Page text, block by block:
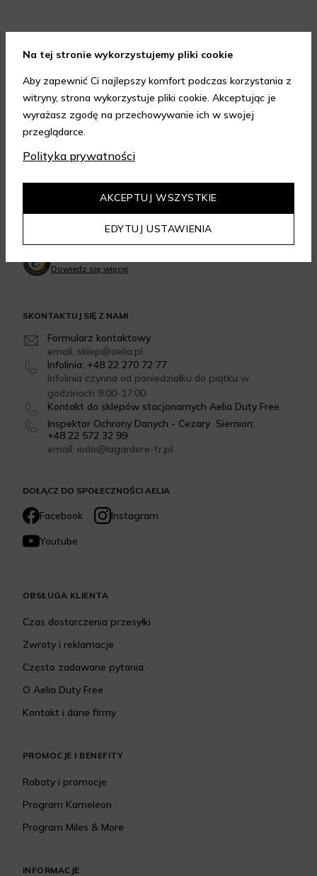
DOŁĄCZ DO SPOŁECZNOŚCI AELIA
Facebook
Instagram
Youtube
SKONTAKTUJ SIĘ Z NAMI
Formularz kontaktowy
email: sklep@aelia.pl
Infolinia: +48 22 270 72 77
Infolinia czynna od poniedziałku do piątku w
godzinach 9:00-17:00
Kontakt do sklepów stacjonarnych Aelia Duty Free
Inspektor Ochrony Danych - Cezary Siemion:
+48 22 572 32 99
email: iodo@lagardere-tr.pl
FORMY DOSTAWY
OBSŁUGA KLIENTA
Czas dostarczenia przesyłki
Zwroty i reklamacje
Często zadawane pytania
O Aelia Duty Free
Kontakt i dane firmy
PROMOCJE I BENEFITY
Rabaty i promocje
Program Kameleon
Program Miles & More
INFORMACJE
GWARANCJA JAKOŚCI
Dowiedz się więcej
Na tej stronie wykorzystujemy pliki cookie
Aby zapewnić Ci najlepszy komfort podczas korzystania z
witryny, strona wykorzystuje pliki cookie. Akceptując je
wyrażasz zgodę na przechowywanie ich w swojej
przeglądarce.
Polityka prywatności
EDYTUJ USTAWIENIA
AKCEPTUJ WSZYSTKIE